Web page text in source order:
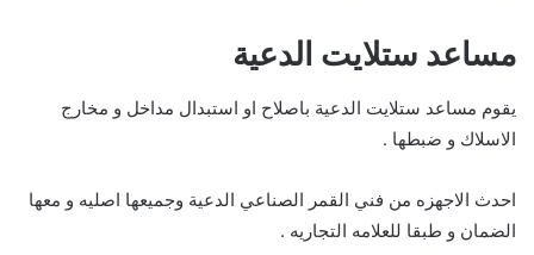
مساعد ستلايت الدعية
يقوم مساعد ستلايت الدعية باصلاح او استبدال مداخل و مخارج
الاسلاك و ضبطها .
احدث الاجهزه من فني القمر الصناعي الدعية وجميعها اصليه و معها
الضمان و طبقا للعلامه التجاريه .